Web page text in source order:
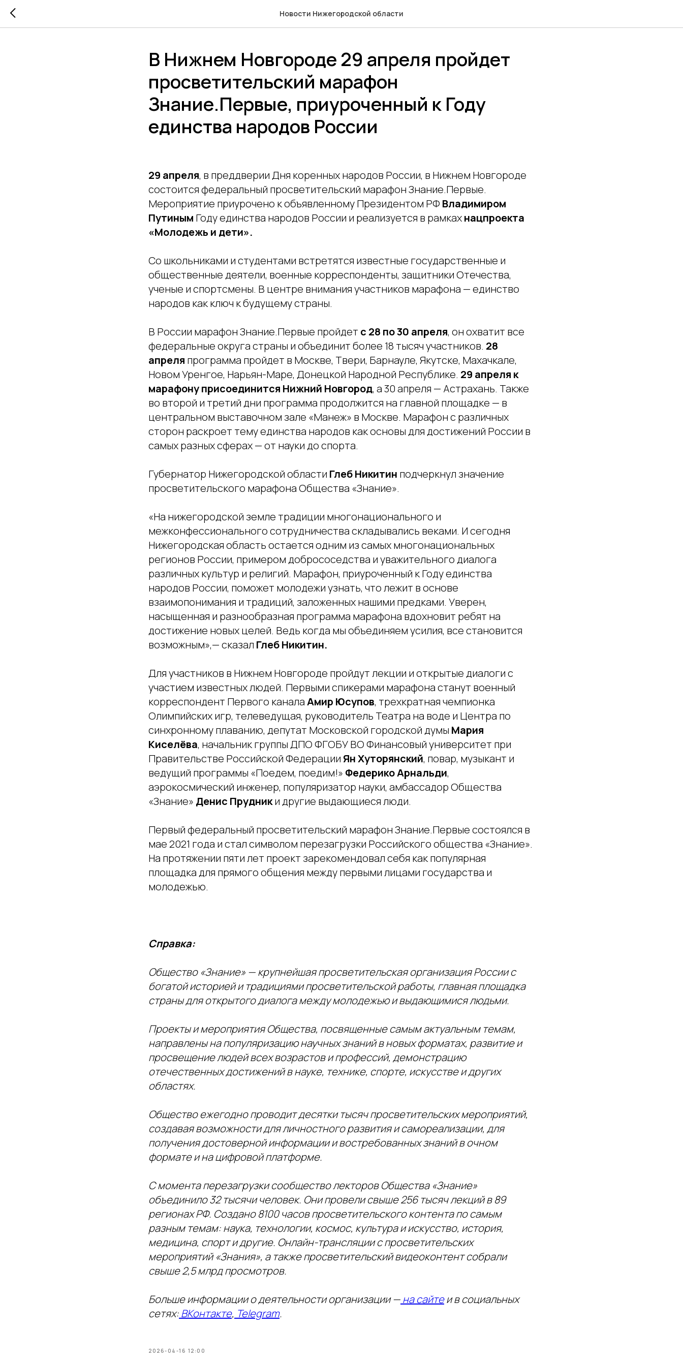
Новости Нижегородской области
В Нижнем Новгороде 29 апреля пройдет
просветительский марафон
Знание.Первые, приуроченный к Году
единства народов России
29 апреля, в преддверии Дня коренных народов России, в Нижнем Новгороде
состоится федеральный просветительский марафон Знание.Первые.
Мероприятие приурочено к объявленному Президентом РФ Владимиром
Путиным Году единства народов России и реализуется в рамкахнацпроекта
«Молодежь и дети».
Со школьниками и студентами встретятся известные государственные и
общественные деятели, военные корреспонденты, защитники Отечества,
ученые и спортсмены. В центре внимания участников марафона — единство
народов как ключ к будущему страны.
В России марафон Знание.Первые пройдет с 28 по 30 апреля, он охватит все
федеральные округа страны и объединит более 18 тысяч участников. 28
апреля программа пройдет в Москве, Твери, Барнауле, Якутске, Махачкале,
Новом Уренгое, Нарьян-Маре, Донецкой Народной Республике. 29 апреля к
марафону присоединится Нижний Новгород, а 30 апреля — Астрахань. Также
во второй и третий дни программа продолжится на главной площадке — в
центральном выставочном зале «Манеж» в Москве. Марафон с различных
сторон раскроет тему единства народов как основы для достижений России в
самых разных сферах — от науки до спорта.
Губернатор Нижегородской области ГлебНикитин подчеркнулзначение
просветительского марафона Общества «Знание».
«На нижегородской земле традиции многонационального и
межконфессионального сотрудничества складывались веками. И сегодня
Нижегородская область остается одним из самых многонациональных
регионов России, примером добрососедства и уважительного диалога
различных культур и религий. Марафон, приуроченный к Году единства
народов России, поможет молодежи узнать, что лежит в основе
взаимопонимания и традиций, заложенных нашими предками. Уверен,
насыщенная и разнообразная программа марафона вдохновит ребят на
достижение новых целей. Ведь когда мы объединяем усилия, все становится
возможным»,— сказал Глеб Никитин.
Для участников в Нижнем Новгороде пройдут лекции и открытые диалоги с
участием известных людей. Первыми спикерами марафона станут военный
корреспондент Первого каналаАмир Юсупов, трехкратная чемпионка
Олимпийских игр, телеведущая, руководитель Театра на воде и Центра по
синхронному плаванию, депутат Московской городской думы Мария
Киселёва, начальник группы ДПО ФГОБУ ВО Финансовый университет при
Правительстве Российской Федерации Ян Хуторянский, повар, музыкант и
ведущий программы «Поедем, поедим!» Федерико Арнальди,
аэрокосмический инженер, популяризатор науки, амбассадор Общества
«Знание» Денис Прудники другие выдающиеся люди.
Первый федеральный просветительский марафон Знание.Первые состоялся в
мае 2021 года и стал символом перезагрузки Российского общества «Знание».
На протяжении пяти лет проект зарекомендовал себя как популярная
площадка для прямого общения между первыми лицами государства и
молодежью.
Справка:
Общество «Знание» — крупнейшая просветительская организация России с
богатой историей и традициями просветительской работы, главная площадка
страны для открытого диалога между молодежью и выдающимися людьми.
Проекты и мероприятия Общества, посвященные самым актуальным темам,
направлены на популяризацию научных знаний в новых форматах, развитие и
просвещение людей всех возрастов и профессий, демонстрацию
отечественных достижений в науке, технике, спорте, искусстве и других
областях.
Общество ежегодно проводит десятки тысяч просветительских мероприятий,
создавая возможности для личностного развития и самореализации, для
получения достоверной информации и востребованных знаний в очном
формате и на цифровой платформе.
С момента перезагрузки сообщество лекторов Общества «Знание»
объединило 32 тысячи человек. Они провели свыше 256 тысяч лекций в 89
регионах РФ. Создано 8100 часов просветительского контента по самым
разным темам: наука, технологии, космос, культура и искусство, история,
медицина, спорт и другие. Онлайн-трансляции с просветительских
мероприятий «Знания», а также просветительский видеоконтент собрали
свыше 2,5 млрд просмотров.
Больше информации о деятельности организации —на сайтеи в социальных
сетях:ВКонтакте, Telegram.
2026-04-16 12:00